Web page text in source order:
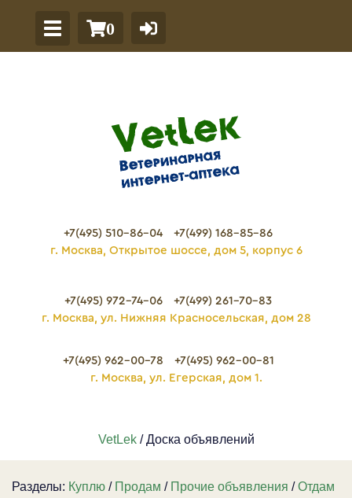
0
+7(495) 510-86-04
+7(499) 168-85-86
г. Москва, Открытое шоссе, дом 5, корпус 6
+7(495) 972-74-06
+7(499) 261-70-83
г. Москва, ул. Нижняя Красносельская, дом 28
+7(495) 962-00-78
+7(495) 962-00-81
г. Москва, ул. Егерская, дом 1.
VetLek/ Доска объявлений
Разделы: Куплю / Продам / Прочие объявления /Отдам